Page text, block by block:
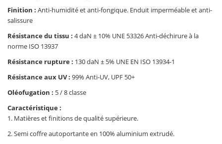
Finition : Anti-humidité et anti-fongique. Enduit imperméable et anti-
salissure
Résistance du tissu : 4 daN ± 10% UNE 53326 Anti-déchirure à la
norme ISO 13937
Résistance rupture : 130 daN ± 5% UNE EN ISO 13934-1
Résistance aux UV : 99% Anti-UV, UPF 50+
Oléofugation : 5 / 8 classe
Caractéristique :
1. Matières et finitions de qualité supérieure.
2. Semi coffre autoportante en 100% aluminium extrudé.